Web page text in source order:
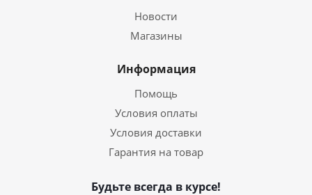
Новости
Магазины
Информация
Помощь
Условия оплаты
Условия доставки
Гарантия на товар
Будьте всегда в курсе!